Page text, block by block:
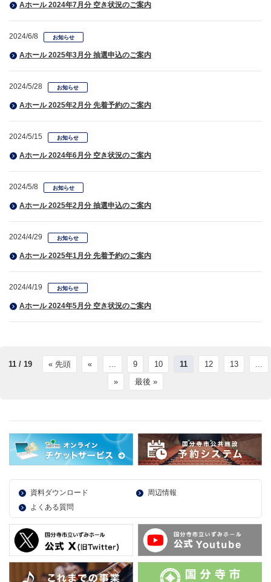
Aホール 2024年7月分 空き状況のご案内
2024/6/8 お知らせ
Aホール 2025年3月分 抽選申込のご案内
2024/5/28 お知らせ
Aホール 2025年2月分 先着予約のご案内
2024/5/15 お知らせ
Aホール 2024年6月分 空き状況のご案内
2024/5/8 お知らせ
Aホール 2025年2月分 抽選申込のご案内
2024/4/29 お知らせ
Aホール 2025年1月分 先着予約のご案内
2024/4/19 お知らせ
Aホール 2024年5月分 空き状況のご案内
11 / 19 « 先頭 « ... 9 10 11 12 13
...
»
最後 »
資料ダウンロード
周辺情報
よくある質問